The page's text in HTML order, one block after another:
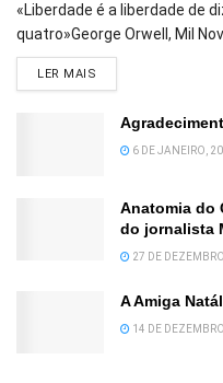
«Liberdade é a liberdade de
quatro»George Orwell, Mil
LER MAIS
6 DE JANEIRO,
Anatomia do
do jornalista
27 DE
A Amiga
14 DE